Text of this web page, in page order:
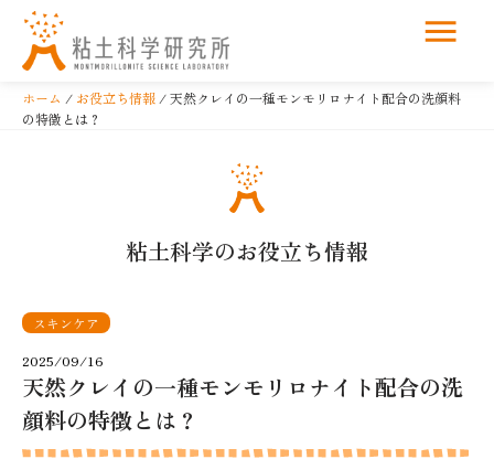
コ
テ
ホーム / お役立ち情報 / 天然クレイの一種モンモリロナイト配合の洗顔料
の特徴とは？
粘土科学のお役立ち情報
スキンケア
2025/09/16
天然クレイの一種モンモリロナイト配合の洗
顔料の特徴とは？